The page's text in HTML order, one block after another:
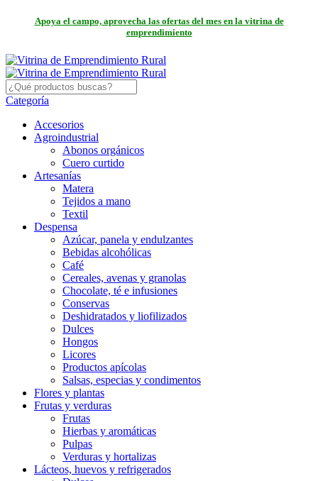
Apoya el campo, aprovecha las ofertas del mes en la vitrina de
emprendimiento
Categoría
Accesorios
Agroindustrial
Abonos orgánicos
Cuero curtido
Artesanías
Matera
Tejidos a mano
Textil
Despensa
Azúcar, panela y endulzantes
Bebidas alcohólicas
Café
Cereales, avenas y granolas
Chocolate, té e infusiones
Conservas
Deshidratados y liofilizados
Dulces
Hongos
Licores
Productos apícolas
Salsas, especias y condimentos
Flores y plantas
Frutas y verduras
Frutas
Hierbas y aromáticas
Pulpas
Verduras y hortalizas
Lácteos, huevos y refrigerados